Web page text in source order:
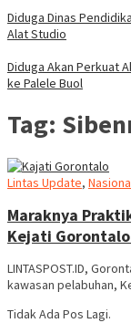
Diduga Dinas
Alat Studio
Diduga Akan Perkuat
ke Palele Buol
Tag:
Lintas Update,
Maraknya
Kejati
LINTASPOST.ID,
kawasan pelabuhan,
Tidak Ada Pos Lagi.